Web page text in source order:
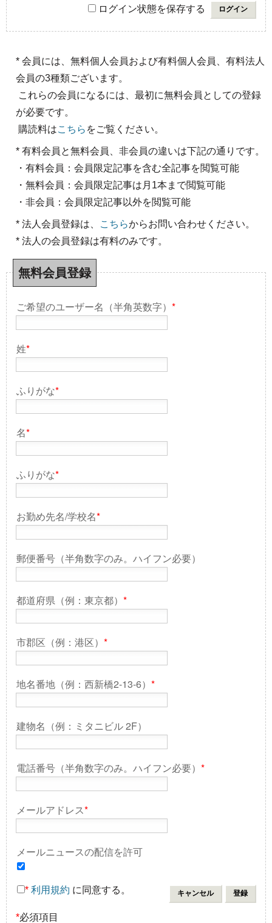
ログイン状態を保存する
* 会員には、無料個人会員および有料個人会員、有料法人
会員の3種類ございます。
これらの会員になるには、最初に無料会員としての登録
が必要です。
購読料はこちら をご覧ください。
* 有料会員と無料会員、非会員の違いは下記の通りです。
・有料会員：会員限定記事を含む全記事を閲覧可能
・無料会員：会員限定記事は月1本まで閲覧可能
・非会員：会員限定記事以外を閲覧可能
* 法人会員登録は、 こちらからお問い合わせください。
* 法人の会員登録は有料のみです。
無料会員登録
ご希望のユーザー名（半角英数字） *
姓*
ふりがな*
名*
ふりがな*
お勤め先名/学校名*
郵便番号（半角数字のみ。ハイフン必要）
都道府県（例：東京都） *
市郡区（例：港区） *
地名番地（例：西新橋2-13-6） *
建物名（例：ミタニビル 2F）
電話番号（半角数字のみ。ハイフン必要） *
メールアドレス*
メールニュースの配信を許可
* 利用規約 に同意する。
*必須項目